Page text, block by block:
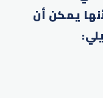
يمكن أن